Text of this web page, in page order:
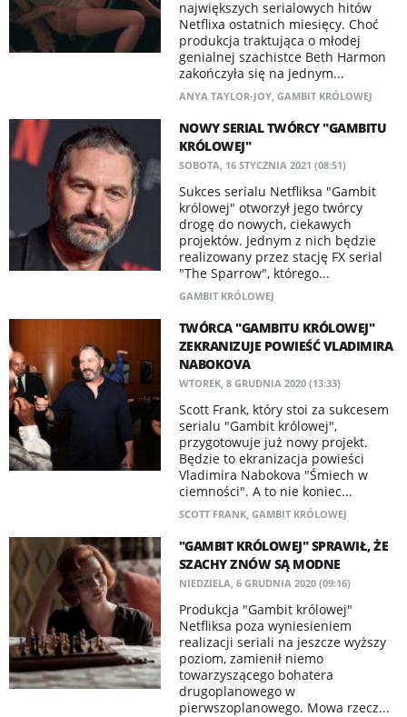
największych serialowych hitów
Netflixa ostatnich miesięcy. Choć
produkcja traktująca o młodej
genialnej szachistce Beth Harmon
zakończyła się na jednym...
ANYA TAYLOR-JOY, GAMBIT KRÓLOWEJ
NOWY SERIAL T​WÓRCY "GAMBITU
KRÓLOWEJ"
SOBOTA, 16 STYCZNIA 2021 (08:51)
Sukces serialu Netfliksa "Gambit
królowej" otworzył jego twórcy
drogę do nowych, ciekawych
projektów. Jednym z nich będzie
realizowany przez stację FX serial
"The Sparrow", którego...
GAMBIT KRÓLOWEJ
TWÓRCA "GAMBITU KRÓLOWEJ"
ZEKRANIZUJE POWIEŚĆ VLADIMIRA
NABOKOVA
WTOREK, 8 GRUDNIA 2020 (13:33)
Scott Frank, który stoi za sukcesem
serialu "Gambit królowej",
przygotowuje już nowy projekt.
Będzie to ekranizacja powieści
Vladimira Nabokova "Śmiech w
ciemności". A to nie koniec...
SCOTT FRANK, GAMBIT KRÓLOWEJ
"GAMBIT KRÓLOWEJ" SPRAWIŁ, ŻE
SZACHY ZNÓW SĄ MODNE
NIEDZIELA, 6 GRUDNIA 2020 (09:16)
Produkcja "Gambit królowej"
Netfliksa poza wyniesieniem
realizacji seriali na jeszcze wyższy
poziom, zamienił niemo
towarzyszącego bohatera
drugoplanowego w
pierwszoplanowego. Mowa rzecz...